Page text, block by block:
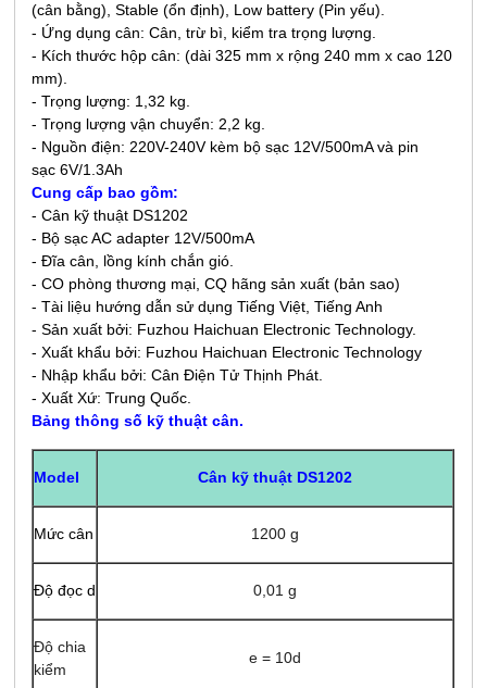
(cân bằng), Stable (ổn định), Low battery (Pin yếu).
- Ứng dụng cân: Cân, trừ bì, kiểm tra trọng lượng.
- Kích thước hộp cân: (dài 325 mm x rộng 240 mm x cao 120
mm).
- Trọng lượng: 1,32 kg.
- Trọng lượng vận chuyển: 2,2 kg.
- Nguồn điện: 220V-240V kèm bộ sạc 12V/500mA và pin
sạc 6V/1.3Ah
Cung cấp bao gồm:
- Cân kỹ thuật DS1202
- Bộ sạc AC adapter 12V/500mA
- Đĩa cân, lồng kính chắn gió.
- CO phòng thương mại, CQ hãng sản xuất (bản sao)
- Tài liệu hướng dẫn sử dụng Tiếng Việt, Tiếng Anh
- Sản xuất bởi: Fuzhou Haichuan Electronic Technology.
- Xuất khẩu bởi: Fuzhou Haichuan Electronic Technology
- Nhập khẩu bởi: Cân Điện Tử Thịnh Phát.
- Xuất Xứ: Trung Quốc.
Bảng thông số kỹ thuật cân.
Model Cân kỹ thuật DS1202
Mức cân 1200 g
Độ đọc d 0,01 g
Độ chia
kiểm
e = 10d